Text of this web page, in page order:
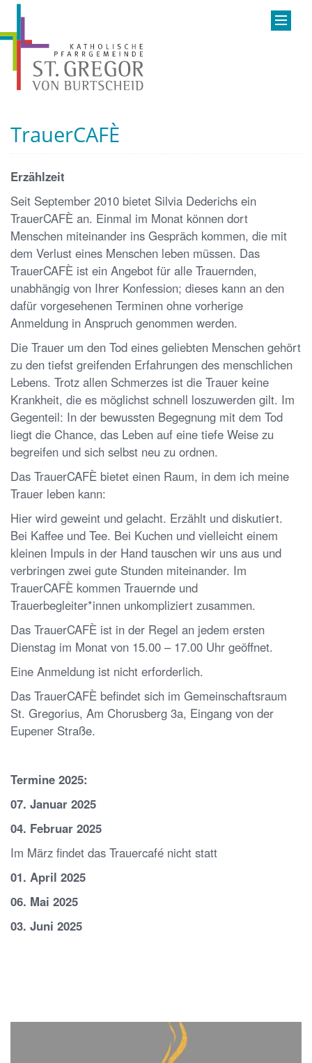
TrauerCAFÈ
Erzählzeit
Seit September 2010 bietet Silvia Dederichs ein
TrauerCAFÈ an. Einmal im Monat können dort
Menschen miteinander ins Gespräch kommen, die mit
dem Verlust eines Menschen leben müssen. Das
TrauerCAFÈ ist ein Angebot für alle Trauernden,
unabhängig von Ihrer Konfession; dieses kann an den
dafür vorgesehenen Terminen ohne vorherige
Anmeldung in Anspruch genommen werden.
Die Trauer um den Tod eines geliebten Menschen gehört
zu den tiefst greifenden Erfahrungen des menschlichen
Lebens. Trotz allen Schmerzes ist die Trauer keine
Krankheit, die es möglichst schnell loszuwerden gilt. Im
Gegenteil: In der bewussten Begegnung mit dem Tod
liegt die Chance, das Leben auf eine tiefe Weise zu
begreifen und sich selbst neu zu ordnen.
Das TrauerCAFÈ bietet einen Raum, in dem ich meine
Trauer leben kann:
Hier wird geweint und gelacht. Erzählt und diskutiert.
Bei Kaffee und Tee. Bei Kuchen und vielleicht einem
kleinen Impuls in der Hand tauschen wir uns aus und
verbringen zwei gute Stunden miteinander. Im
TrauerCAFÈ kommen Trauernde und
Trauerbegleiter*innen unkompliziert zusammen.
Das TrauerCAFÈ ist in der Regel an jedem ersten
Dienstag im Monat von 15.00 – 17.00 Uhr geöffnet.
Eine Anmeldung ist nicht erforderlich.
Das TrauerCAFÈ befindet sich im Gemeinschaftsraum
St. Gregorius, Am Chorusberg 3a, Eingang von der
Eupener Straße.
Termine 2025:
07. Januar 2025
04. Februar 2025
Im März findet das Trauercafé nicht statt
01. April 2025
06. Mai 2025
03. Juni 2025